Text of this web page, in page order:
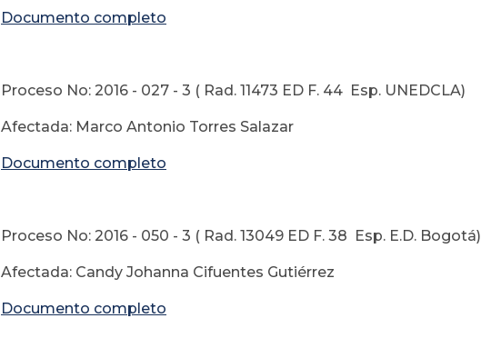
Documento completo
Proceso No: 2016 - 027 - 3 ( Rad. 11473 ED F. 44 Esp. UNEDCLA)
Afectada: Marco Antonio Torres Salazar
Documento completo
Proceso No: 2016 - 050 - 3 ( Rad. 13049 ED F. 38 Esp. E.D. Bogotá)
Afectada: Candy Johanna Cifuentes Gutiérrez
Documento completo